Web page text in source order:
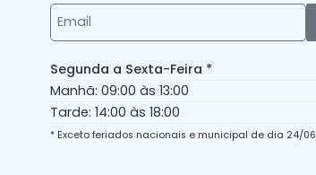
Segunda a Sexta-Feira *
Manhã: 09:00 às 13:00
Tarde: 14:00 às 18:00
* Exceto feriados nacionais e municipal de dia 24/06